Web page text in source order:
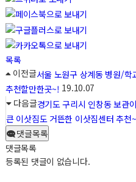
목록
이전글서울 노원구 상계동 병원/
추천할만한곳~! 19.10.07
다음글경기도 구리시 인창동 보관
큰 이삿짐도 거뜬한 이삿짐센터 추천
댓글목록
댓글목록
등록된 댓글이 없습니다.